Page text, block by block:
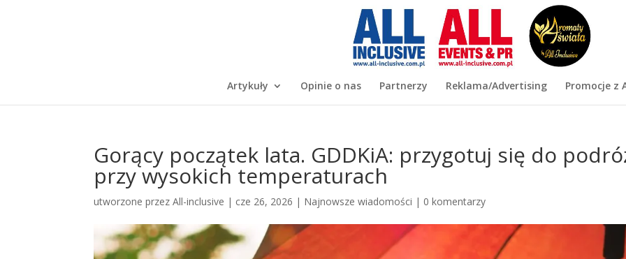
Artykuły Opinie o nas Partnerzy Reklama/Advertising Promocje z
Gorący początek lata. GDDKiA: przygotuj się do
przy wysokich temperaturach
utworzone przezAll-inclusive | cze 26, 2026 | Najnowsze wiadomości | 0 komentarzy